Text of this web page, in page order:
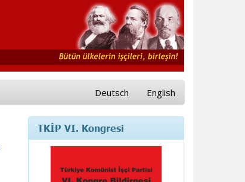
Deutsch English
TKİP VI. Kongresi